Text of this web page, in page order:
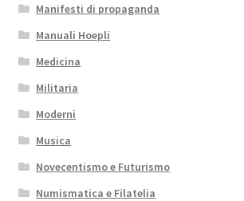
Manifesti di propaganda
Manuali Hoepli
Medicina
Militaria
Moderni
Musica
Novecentismo e Futurismo
Numismatica e Filatelia